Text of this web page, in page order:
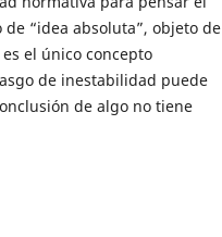
“idea absoluta”, objeto de
el único concepto
de inestabilidad puede
de algo no tiene